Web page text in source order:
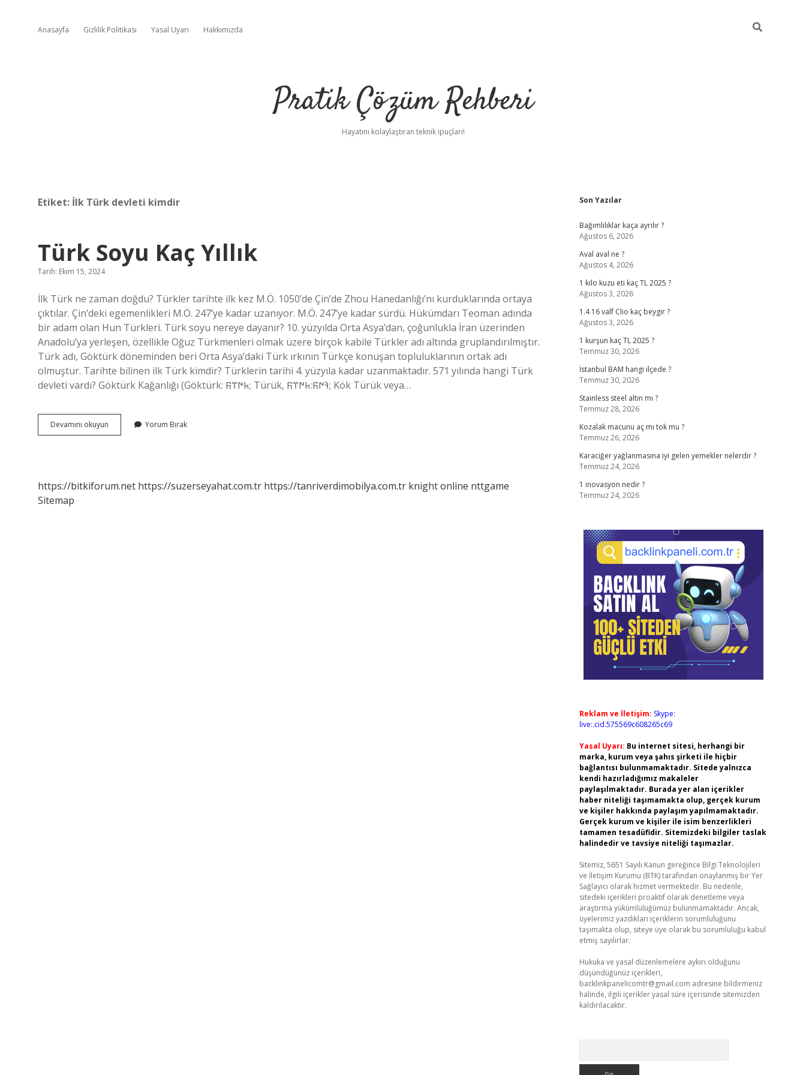
Anasayfa Gizlilik Politikası Yasal Uyarı Hakkımızda
Pratik Çözüm Rehberi
Hayatını kolaylaştıran teknik ipuçları!
Etiket: İlk Türk devleti kimdir
Türk Soyu Kaç Yıllık
Tarih: Ekim 15, 2024
İlk Türk ne zaman doğdu? Türkler tarihte ilk kez M.Ö. 1050’de Çin’de Zhou Hanedanlığı’nı kurduklarında ortaya
çıktılar. Çin’deki egemenlikleri M.Ö. 247’ye kadar uzanıyor. M.Ö. 247’ye kadar sürdü. Hükümdarı Teoman adında
bir adam olan Hun Türkleri. Türk soyu nereye dayanır? 10. yüzyılda Orta Asya’dan, çoğunlukla İran üzerinden
Anadolu’ya yerleşen, özellikle Oğuz Türkmenleri olmak üzere birçok kabile Türkler adı altında gruplandırılmıştır.
Türk adı, Göktürk döneminden beri Orta Asya’daki Türk ırkının Türkçe konuşan topluluklarının ortak adı
olmuştur. Tarihte bilinen ilk Türk kimdir? Türklerin tarihi 4. yüzyıla kadar uzanmaktadır. 571 yılında hangi Türk
devleti vardı? Göktürk Kağanlığı (Göktürk: 𐱅𐰇𐰼𐰜; Türük, 𐰚𐰇𐰜:𐱅𐰇𐰼𐰜; Kök Türük veya…
Devamını okuyun
Soyu
Yorum Bırak
https://bitkiforum.net https://suzerseyahat.com.tr https://tanriverdimobilya.com.tr knight online nttgame
Sitemap
Sidebar
Son Yazılar
Bağımlılıklar kaça ayrılır ?
Ağustos 6, 2026
Aval aval ne ?
Ağustos 4, 2026
1 kilo kuzu eti kaç TL 2025 ?
Ağustos 3, 2026
1.4 16 valf Clio kaç beygir ?
Ağustos 3, 2026
1 kurşun kaç TL 2025 ?
Temmuz 30, 2026
İstanbul BAM hangi ilçede ?
Temmuz 30, 2026
Stainless steel altın mı ?
Temmuz 28, 2026
Kozalak macunu aç mı tok mu ?
Temmuz 26, 2026
Karaciğer yağlanmasına iyi gelen yemekler nelerdir ?
Temmuz 24, 2026
1 inovasyon nedir ?
Temmuz 24, 2026
Reklam ve İletişim: Skype:
live:.cid.575569c608265c69
Yasal Uyarı: Bu internet sitesi, herhangi bir
marka, kurum veya şahıs şirketi ile hiçbir
bağlantısı bulunmamaktadır. Sitede yalnızca
kendi hazırladığımız makaleler
paylaşılmaktadır. Burada yer alan içerikler
haber niteliği taşımamakta olup, gerçek kurum
ve kişiler hakkında paylaşım yapılmamaktadır.
Gerçek kurum ve kişiler ile isim benzerlikleri
tamamen tesadüfidir. Sitemizdeki bilgiler taslak
halindedir ve tavsiye niteliği taşımazlar.
Sitemiz, 5651 Sayılı Kanun gereğince Bilgi Teknolojileri
ve İletişim Kurumu (BTK) tarafından onaylanmış bir Yer
Sağlayıcı olarak hizmet vermektedir. Bu nedenle,
sitedeki içerikleri proaktif olarak denetleme veya
araştırma yükümlülüğümüz bulunmamaktadır. Ancak,
üyelerimiz yazdıkları içeriklerin sorumluluğunu
taşımakta olup, siteye üye olarak bu sorumluluğu kabul
etmiş sayılırlar.
Hukuka ve yasal düzenlemelere aykırı olduğunu
düşündüğünüz içerikleri,
backlinkpanelicomtr@gmail.com adresine bildirmeniz
halinde, ilgili içerikler yasal süre içerisinde sitemizden
kaldırılacaktır.